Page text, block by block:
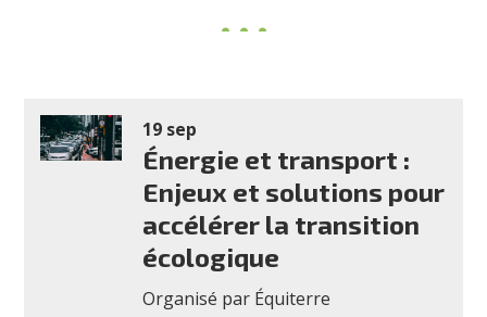
19 sep
Énergie et transport :
Enjeux et solutions pour
accélérer la transition
écologique
Organisé par Équiterre